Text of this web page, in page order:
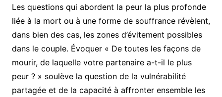
Les questions qui abordent la peur la plus profonde
liée à la mort ou à une forme de souffrance révèlent,
dans bien des cas, les zones d’évitement possibles
dans le couple. Évoquer « De toutes les façons de
mourir, de laquelle votre partenaire a-t-il le plus
peur ? » soulève la question de la vulnérabilité
partagée et de la capacité à affronter ensemble les